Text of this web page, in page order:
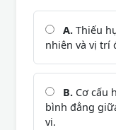
A. Thiếu
nhiên và vị trí
B. Cơ cấu
bình đẳng
vi.